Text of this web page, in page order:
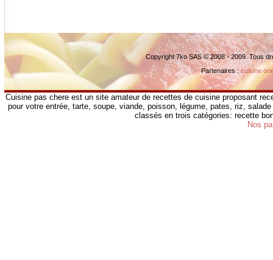
Copyright 7ko SAS © 2008 - 2009. Tous
Partenaires :cuisine
Cuisine pas chere est un site amateur de recettes de cuisine proposant
pour votre entrée, tarte, soupe, viande, poisson, légume, pates, riz,
classés en trois catégories: recette
Nos